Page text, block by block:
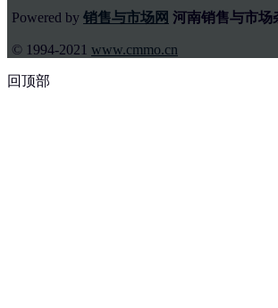
Powered by 销售与市场网 河南销售与市场
© 1994-2021 www.cmmo.cn
回顶部